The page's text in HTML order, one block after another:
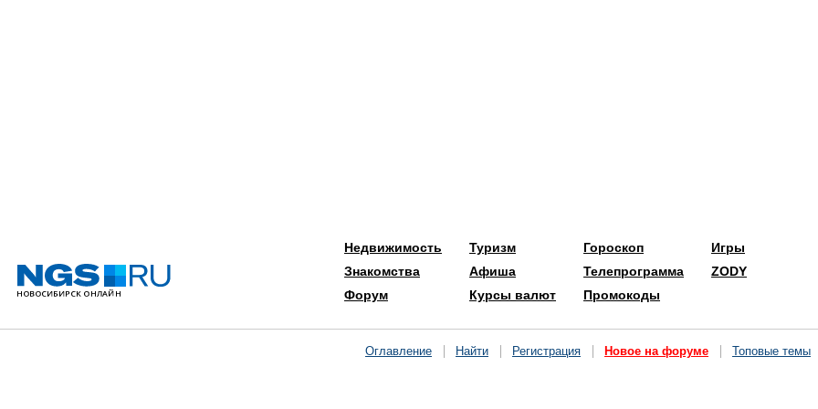
Недвижимость
Знакомства
Форум
Туризм
Афиша
Курсы валют
Гороскоп
Телепрограмма
Промокоды
Игры
ZODY
Оглавление Найти Регистрация Новое на форуме Топовые темы